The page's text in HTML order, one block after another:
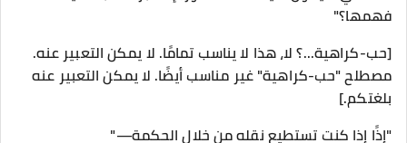
فهمها؟"
[حب-كراهية...؟ لا، هذا لا يناسب تمامًا. لا يمكن التعبير عنه.
مصطلح "حب-كراهية" غير مناسب أيضًا. لا يمكن التعبير عنه
بلغتكم.]
"إذًا إذا كنت تستطيع نقله من خلال الحكمة—"